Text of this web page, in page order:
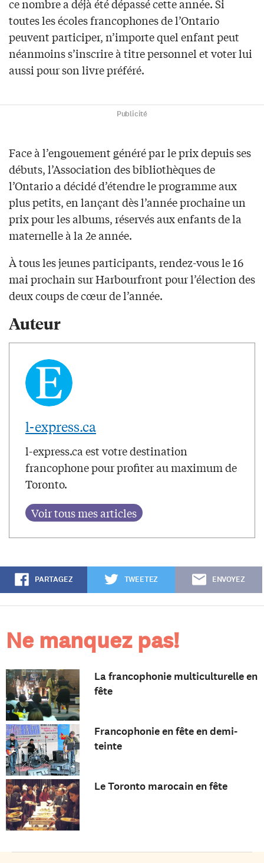
ce nombre a déjà été dépassé cette année. Si
toutes les écoles francophones de l’Ontario
peuvent participer, n’importe quel enfant peut
néanmoins s’inscrire à titre personnel et voter lui
aussi pour son livre préféré.
Publicité
Face à l’engouement généré par le prix depuis ses
débuts, l’Association des bibliothèques de
l’Ontario a décidé d’étendre le programme aux
plus petits, en lançant dès l’année prochaine un
prix pour les albums, réservés aux enfants de la
maternelle à la 2e année.
À tous les jeunes participants, rendez-vous le 16
mai prochain sur Harbourfront pour l’élection des
deux coups de cœur de l’année.
Auteur
l-express.ca
l-express.ca est votre destination
francophone pour profiter au maximum de
Toronto.
PARTAGEZ TWEETEZ ENVOYEZ
Ne manquez pas!
La francophonie multiculturelle en
fête
Francophonie en fête en demi-
teinte
Le Toronto marocain en fête